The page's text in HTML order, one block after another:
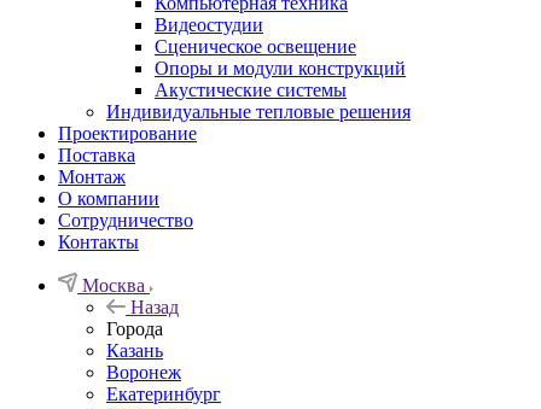
Видеостудии
Cценическое освещение
Опоры и модули конструкций
Акустические системы
Индивидуальные тепловые решения
Проектирование
Поставка
Монтаж
О компании
Сотрудничество
Контакты
Москва
Назад
Города
Казань
Воронеж
Екатеринбург